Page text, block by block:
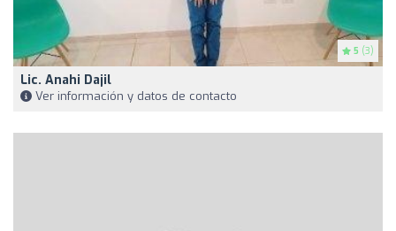
5 (3)
Lic. Anahi Dajil
Ver información y datos de contacto